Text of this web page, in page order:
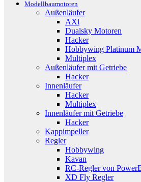
Modellbaumotoren
Außenläufer
AXi
Dualsky Motoren
Hacker
Hobbywing Platinum
Multiplex
Außenläufer mit Getriebe
Hacker
Innenläufer
Hacker
Multiplex
Innenläufer mit Getriebe
Hacker
Kappimpeller
Regler
Hobbywing
Kavan
RC-Regler von
XD Fly Regler